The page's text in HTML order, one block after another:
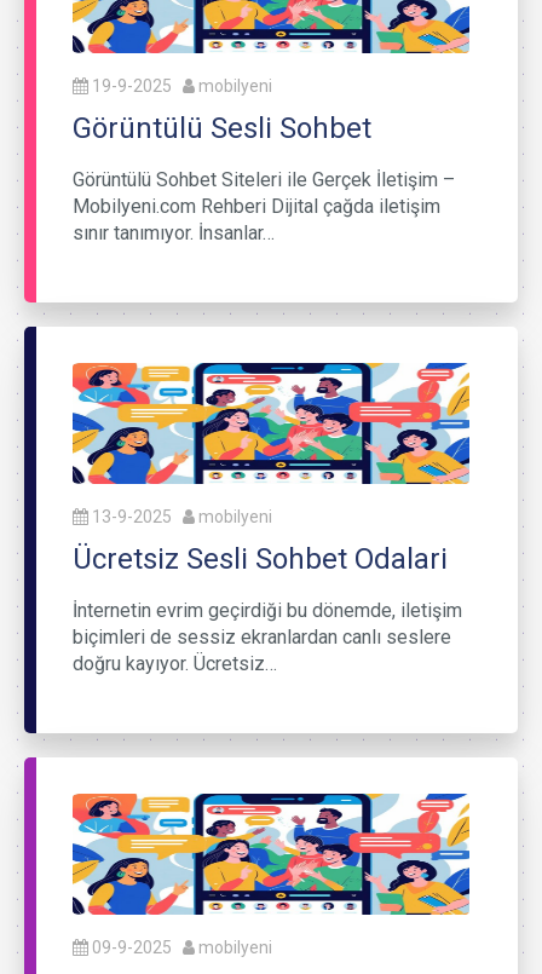
19-9-2025 mobilyeni
Görüntülü Sesli Sohbet
Görüntülü Sohbet Siteleri ile Gerçek İletişim –
Mobilyeni.com Rehberi Dijital çağda iletişim
sınır tanımıyor. İnsanlar…
13-9-2025 mobilyeni
Ücretsiz Sesli Sohbet Odalari
İnternetin evrim geçirdiği bu dönemde, iletişim
biçimleri de sessiz ekranlardan canlı seslere
doğru kayıyor. Ücretsiz…
09-9-2025 mobilyeni